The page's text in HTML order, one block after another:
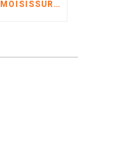
COMMENT ENLEVER DES MOISISSURES?